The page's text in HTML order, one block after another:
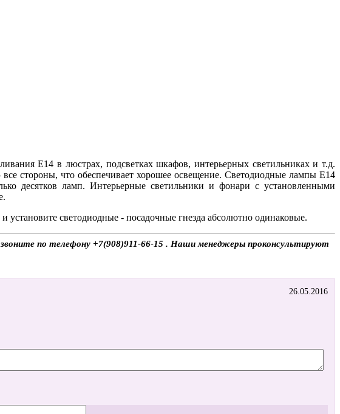
E14 в люстрах, подсветках шкафов, интерьерных светильниках и т.д.
стороны, что обеспечивает хорошее освещение. Светодиодные лампы E14
десятков ламп. Интерьерные светильники и фонари с установленными
светодиодные - посадочные гнезда абсолютно одинаковые.
звоните по телефону +7(908)911-66-15 . Наши менеджеры проконсультируют
26.05.2016